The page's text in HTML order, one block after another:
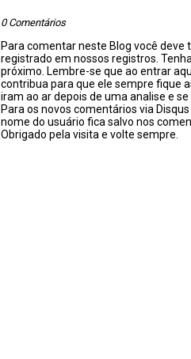
0 Comentários
Para comentar neste Blog você deve
registrado em nossos registros.
próximo. Lembre-se que ao entrar
contribua para que ele sempre fique
iram ao ar depois de uma analise e
Para os novos comentários via
nome do usuário fica salvo nos
Obrigado pela visita e volte sempre.